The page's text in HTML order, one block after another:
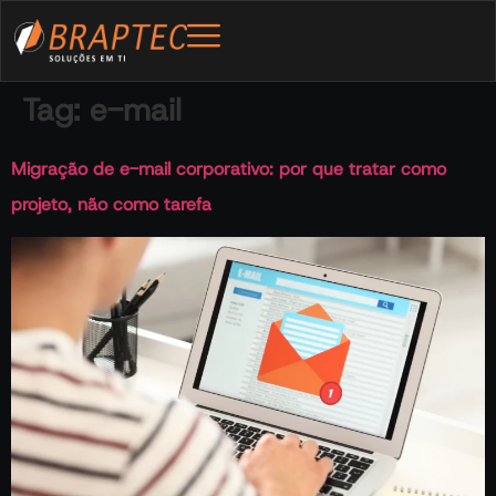
Tag: e-mail
Migração de e-mail corporativo: por que tratar como
projeto, não como tarefa